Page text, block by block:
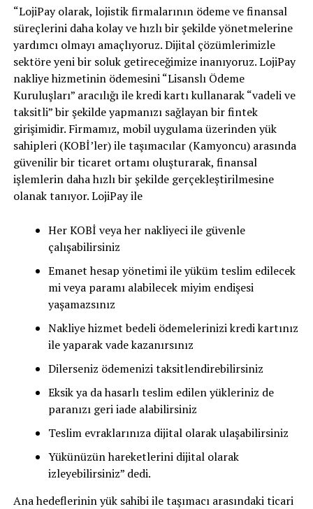
“LojiPay olarak, lojistik firmalarının ödeme ve finansal
süreçlerini daha kolay ve hızlı bir şekilde yönetmelerine
yardımcı olmayı amaçlıyoruz. Dijital çözümlerimizle
sektöre yeni bir soluk getireceğimize inanıyoruz. LojiPay
nakliye hizmetinin ödemesini “Lisanslı Ödeme
Kuruluşları” aracılığı ile kredi kartı kullanarak “vadeli ve
taksitli” bir şekilde yapmanızı sağlayan bir fintek
girişimidir. Firmamız, mobil uygulama üzerinden yük
sahipleri (KOBİ’ler) ile taşımacılar (Kamyoncu) arasında
güvenilir bir ticaret ortamı oluşturarak, finansal
işlemlerin daha hızlı bir şekilde gerçekleştirilmesine
olanak tanıyor. LojiPay ile
Her KOBİ veya her nakliyeci ile güvenle
çalışabilirsiniz
Emanet hesap yönetimi ile yüküm teslim edilecek
mi veya paramı alabilecek miyim endişesi
yaşamazsınız
Nakliye hizmet bedeli ödemelerinizi kredi kartınız
ile yaparak vade kazanırsınız
Dilerseniz ödemenizi taksitlendirebilirsiniz
Eksik ya da hasarlı teslim edilen yükleriniz de
paranızı geri iade alabilirsiniz
Teslim evraklarınıza dijital olarak ulaşabilirsiniz
Yükünüzün hareketlerini dijital olarak
izleyebilirsiniz” dedi.
Ana hedeflerinin yük sahibi ile taşımacı arasındaki ticari